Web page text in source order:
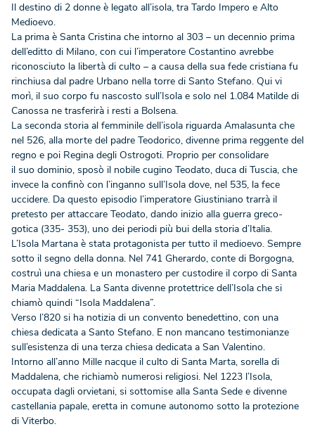
Il destino di 2 donne è legato all’isola, tra Tardo Impero e Alto
Medioevo.
La prima è Santa Cristina che intorno al 303 – un decennio prima
dell’editto di Milano, con cui l’imperatore Costantino avrebbe
riconosciuto la libertà di culto – a causa della sua fede cristiana fu
rinchiusa dal padre Urbano nella torre di Santo Stefano. Qui vi
morì, il suo corpo fu nascosto sull’Isola e solo nel 1.084 Matilde di
Canossa ne trasferirà i resti a Bolsena.
La seconda storia al femminile dell’isola riguarda Amalasunta che
nel 526, alla morte del padre Teodorico, divenne prima reggente del
regno e poi Regina degli Ostrogoti. Proprio per consolidare
il suo dominio, sposò il nobile cugino Teodato, duca di Tuscia, che
invece la confinò con l’inganno sull’Isola dove, nel 535, la fece
uccidere. Da questo episodio l’imperatore Giustiniano trarrà il
pretesto per attaccare Teodato, dando inizio alla guerra greco-
gotica (335- 353), uno dei periodi più bui della storia d’Italia.
L’Isola Martana è stata protagonista per tutto il medioevo. Sempre
sotto il segno della donna. Nel 741 Gherardo, conte di Borgogna,
costruì una chiesa e un monastero per custodire il corpo di Santa
Maria Maddalena. La Santa divenne protettrice dell’Isola che si
chiamò quindi “Isola Maddalena”.
Verso l’820 si ha notizia di un convento benedettino, con una
chiesa dedicata a Santo Stefano. E non mancano testimonianze
sull’esistenza di una terza chiesa dedicata a San Valentino.
Intorno all’anno Mille nacque il culto di Santa Marta, sorella di
Maddalena, che richiamò numerosi religiosi. Nel 1223 l’Isola,
occupata dagli orvietani, si sottomise alla Santa Sede e divenne
castellania papale, eretta in comune autonomo sotto la protezione
di Viterbo.